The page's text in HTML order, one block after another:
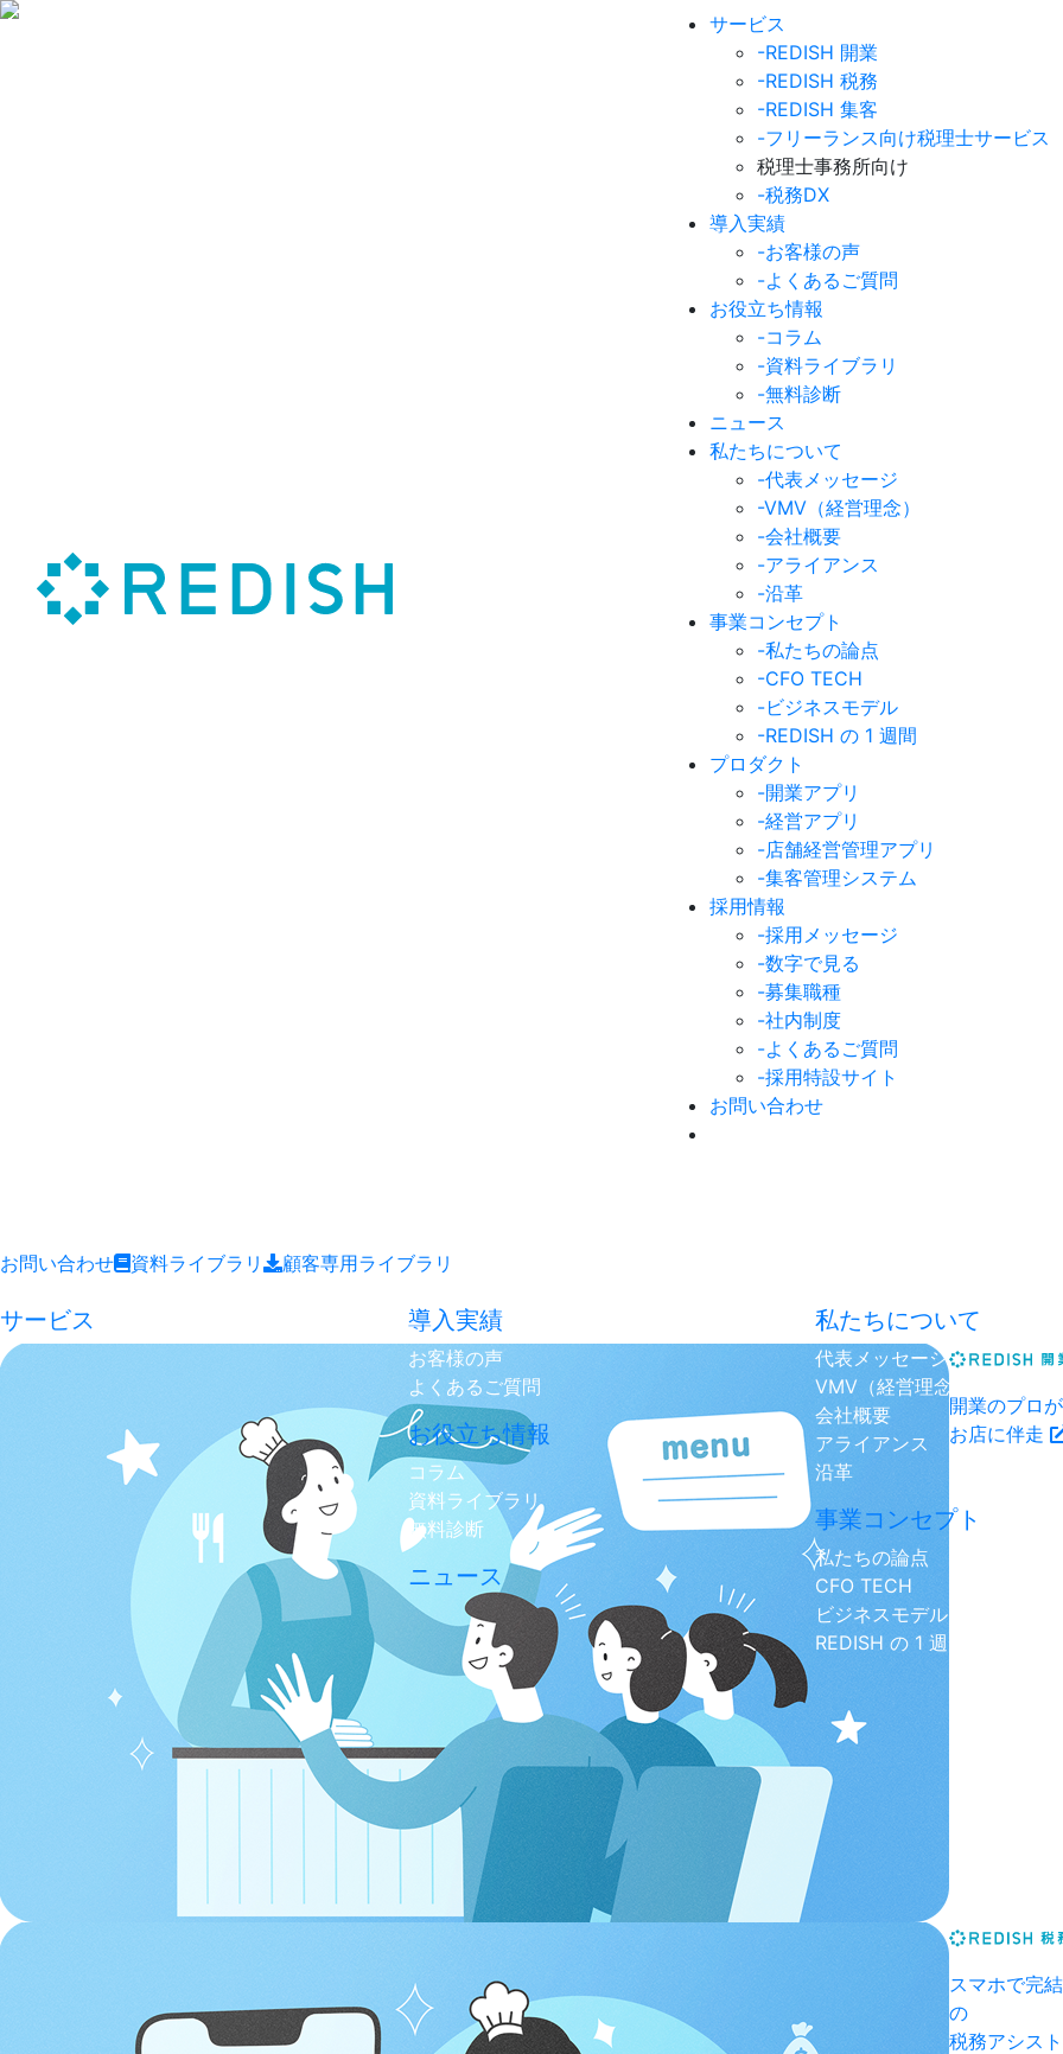
サービス
-REDISH 開業
-REDISH 税務
-REDISH 集客
-フリーランス向け税理士サービス
税理士事務所向け
-税務DX
導入実績
-お客様の声
-よくあるご質問
お役立ち情報
-コラム
-資料ライブラリ
-無料診断
ニュース
私たちについて
-代表メッセージ
-VMV（経営理念）
-会社概要
-アライアンス
-沿革
事業コンセプト
-私たちの論点
-CFO TECH
-ビジネスモデル
-REDISH の 1 週間
プロダクト
-開業アプリ
-経営アプリ
-店舗経営管理アプリ
-集客管理システム
採用情報
-採用メッセージ
-数字で見る
-募集職種
-社内制度
-よくあるご質問
-採用特設サイト
お問い合わせ
お問い合わせ 資料ライブラリ 顧客専用ライブラリ
サービス
開業のプロが
お店に伴走
スマホで完結
の
税務アシスト
導入実績
お客様の声
よくあるご質問
お役立ち情報
コラム
資料ライブラリ
無料診断
ニュース
私たちについて
代表メッセージ
VMV（経営理念）
会社概要
アライアンス
沿革
事業コンセプト
私たちの論点
CFO TECH
ビジネスモデル
REDISH の 1 週間